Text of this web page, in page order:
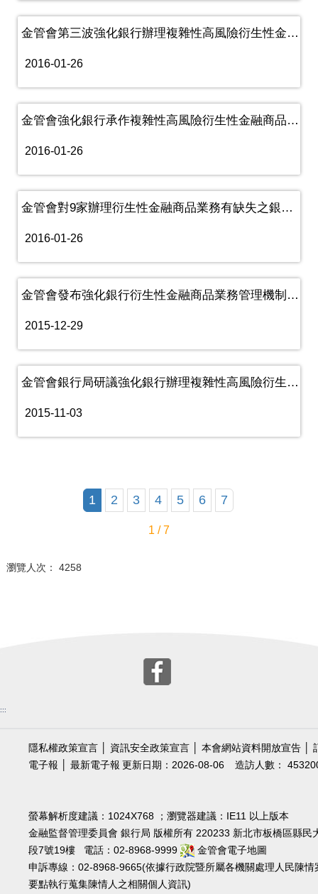
金管會第三波強化銀行辦理複雜性高風險衍生性金融商品管理規範
2016-01-26
金管會強化銀行承作複雜性高風險衍生性金融商品之個別監理措施
2016-01-26
金管會對9家辦理衍生性金融商品業務有缺失之銀行核處糾正或其他必要......
2016-01-26
金管會發布強化銀行衍生性金融商品業務管理機制之具體措施規範內容
2015-12-29
金管會銀行局研議強化銀行辦理複雜性高風險衍生性金融商品交易風險管......
2015-11-03
1 2 3 4 5 6 7
1 / 7
瀏覽人次： 4258
:::
隱私權政策宣言 資訊安全政策宣言 本會網站資料開放宣告
電子報
最新電子報 造訪人數：
更新日期：2026-08-06
螢幕解析度建議：1024X768 ；瀏覽器建議：IE11 以上版本
金融監督管理委員會 銀行局 版權所有 220233 新北市板橋區縣民
段7號19樓 電話：02-8968-9999
金管會電子地圖
申訴專線：02-8968-9665(依據行政院暨所屬各機關處理人民陳情
要點執行蒐集陳情人之相關個人資訊)